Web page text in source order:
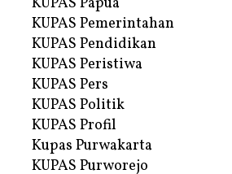
KUPAS Pemerintahan
KUPAS Pendidikan
KUPAS Peristiwa
KUPAS Pers
KUPAS Politik
KUPAS Profil
Kupas Purwakarta
KUPAS Purworejo